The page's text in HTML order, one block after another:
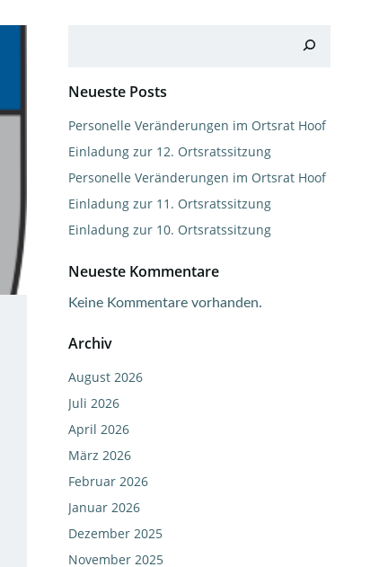
Neueste Posts
Personelle Veränderungen im Ortsrat Hoof
Einladung zur 12. Ortsratssitzung
Personelle Veränderungen im Ortsrat Hoof
Einladung zur 11. Ortsratssitzung
Einladung zur 10. Ortsratssitzung
Neueste Kommentare
Keine Kommentare vorhanden.
Archiv
August 2026
Juli 2026
April 2026
März 2026
Februar 2026
Januar 2026
Dezember 2025
November 2025